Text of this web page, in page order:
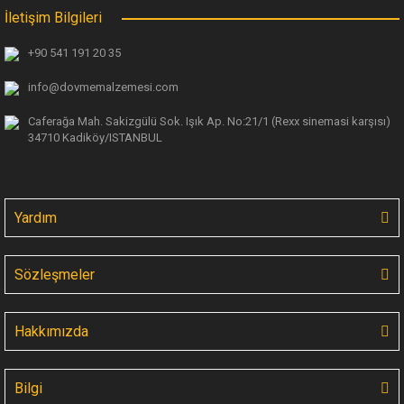
İletişim Bilgileri
+90 541 191 20 35
info@dovmemalzemesi.com
Caferağa Mah. Sakizgülü Sok. Işık Ap. No:21/1 (Rexx sinemasi karşısı)
34710 Kadiköy/ISTANBUL
Yardım
Sözleşmeler
Hakkımızda
Bilgi